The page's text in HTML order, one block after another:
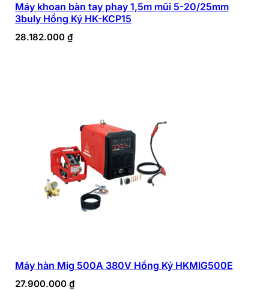
Máy khoan bàn tay phay 1,5m mũi 5-20/25mm
3buly Hồng Ký HK-KCP15
28.182.000 ₫
Máy hàn Mig 500A 380V Hồng Ký HKMIG500E
27.900.000 ₫